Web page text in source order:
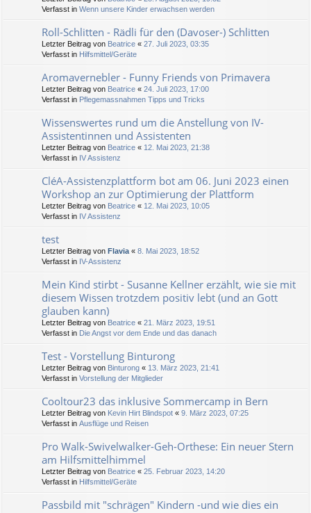
Verfasst in Wenn unsere Kinder erwachsen werden
Roll-Schlitten - Rädli für den (Davoser-) Schlitten
Letzter Beitrag von Beatrice « 27. Juli 2023, 03:35
Verfasst in Hilfsmittel/Geräte
Aromavernebler - Funny Friends von Primavera
Letzter Beitrag von Beatrice « 24. Juli 2023, 17:00
Verfasst in Pflegemassnahmen Tipps und Tricks
Wissenswertes rund um die Anstellung von IV-
Assistentinnen und Assistenten
Letzter Beitrag von Beatrice « 12. Mai 2023, 21:38
Verfasst in IV Assistenz
CléA-Assistenzplattform bot am 06. Juni 2023 einen
Workshop an zur Optimierung der Plattform
Letzter Beitrag von Beatrice « 12. Mai 2023, 10:05
Verfasst in IV Assistenz
test
Letzter Beitrag von Flavia « 8. Mai 2023, 18:52
Verfasst in IV-Assistenz
Mein Kind stirbt - Susanne Kellner erzählt, wie sie mit
diesem Wissen trotzdem positiv lebt (und an Gott
glauben kann)
Letzter Beitrag von Beatrice « 21. März 2023, 19:51
Verfasst in Die Angst vor dem Ende und das danach
Test - Vorstellung Binturong
Letzter Beitrag von Binturong « 13. März 2023, 21:41
Verfasst in Vorstellung der Mitglieder
Cooltour23 das inklusive Sommercamp in Bern
Letzter Beitrag von Kevin Hirt Blindspot « 9. März 2023, 07:25
Verfasst in Ausflüge und Reisen
Pro Walk-Swivelwalker-Geh-Orthese: Ein neuer Stern
am Hilfsmittelhimmel
Letzter Beitrag von Beatrice « 25. Februar 2023, 14:20
Verfasst in Hilfsmittel/Geräte
Passbild mit "schrägen" Kindern -und wie dies ein